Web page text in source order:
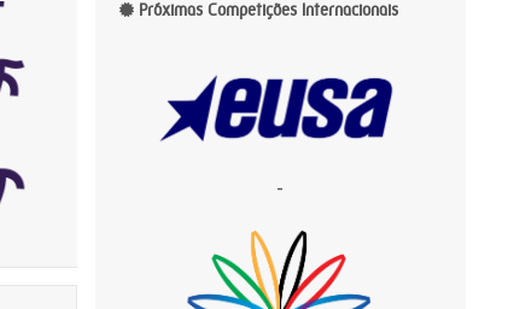
Próximas Competições Internacionais
-